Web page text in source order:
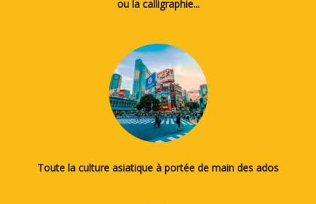
ou la calligraphie...
Toute la culture asiatique à portée de main des ados